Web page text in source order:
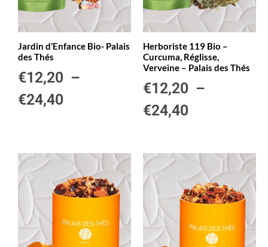
Jardin d’Enfance Bio- Palais
des Thés
€12,20 –
€24,40
Herboriste 119 Bio –
Curcuma, Réglisse,
Verveine – Palais des Thés
€12,20 –
€24,40